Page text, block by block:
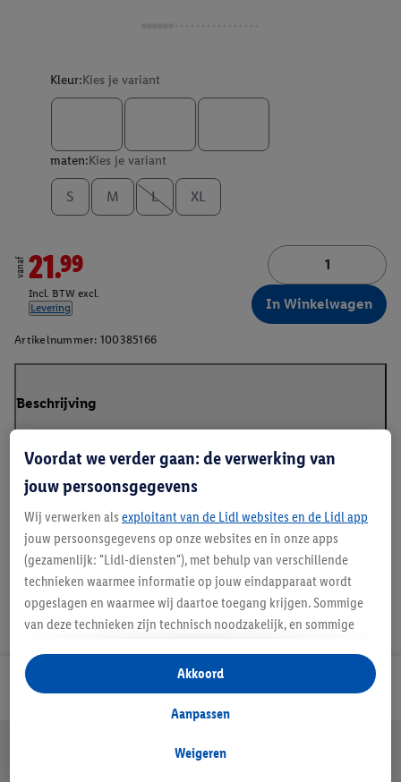
Kleur:Kies je variant
maten:Kies je variant
S M L XL
vanaf 21.99
Incl. BTW excl.
Levering
In Winkelwagen
Artikelnummer: 100385166
Beschrijving
Details over productveiligheid
Veilig winkelen
Voordat we verder gaan: de verwerking van
jouw persoonsgegevens
Wij verwerken als exploitant van de Lidl websites en de Lidl app
jouw persoonsgegevens op onze websites en in onze apps
(gezamenlijk: "Lidl-diensten"), met behulp van verschillende
technieken waarmee informatie op jouw eindapparaat wordt
opgeslagen en waarmee wij daartoe toegang krijgen. Sommige
van deze technieken zijn technisch noodzakelijk, en sommige
opslaan van voorkeursinstellingen, het verzamelen en
analyseren van statistieken of voor het tonen van
gepersonaliseerde reclame binnen en buiten de Lidl-diensten.
gegevens over jouw aankoopgedrag in de winkel ook voor de
Weigeren
Aanpassen
Akkoord